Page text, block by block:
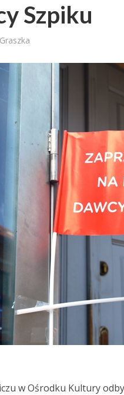
Szpiku
w Ośrodku Kultury